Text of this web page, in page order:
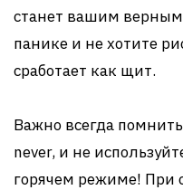
станет вашим
панике и не хотите
сработает как щит.
Важно всегда
never, и не
горячем режиме! При